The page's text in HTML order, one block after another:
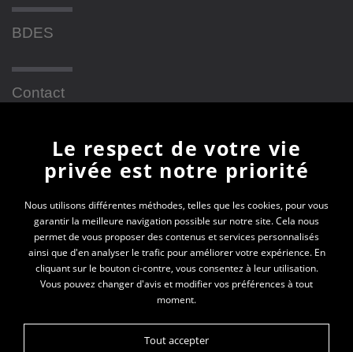
BDES
Contact
Newsletter
En vous inscrivant à la newsletter, vous recevrez
toutes les actualités des PEP 69
Votre e-mail*
Le respect de votre vie
privée est notre priorité
Nous utilisons différentes méthodes, telles que les cookies, pour vous
garantir la meilleure navigation possible sur notre site. Cela nous
permet de vous proposer des contenus et services personnalisés
ainsi que d'en analyser le trafic pour améliorer votre expérience. En
cliquant sur le bouton ci-contre, vous consentez à leur utilisation.
Vous pouvez changer d'avis et modifier vos préférences à tout
moment.
Tout accepter